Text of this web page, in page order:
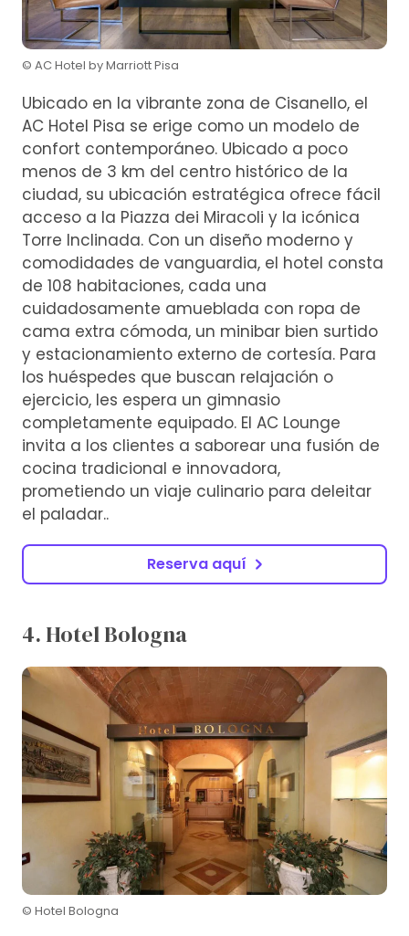
© AC Hotel by Marriott Pisa
Ubicado en la vibrante zona de Cisanello, el
AC Hotel Pisa se erige como un modelo de
confort contemporáneo. Ubicado a poco
menos de 3 km del centro histórico de la
ciudad, su ubicación estratégica ofrece fácil
acceso a la Piazza dei Miracoli y la icónica
Torre Inclinada. Con un diseño moderno y
comodidades de vanguardia, el hotel consta
de 108 habitaciones, cada una
cuidadosamente amueblada con ropa de
cama extra cómoda, un minibar bien surtido
y estacionamiento externo de cortesía. Para
los huéspedes que buscan relajación o
ejercicio, les espera un gimnasio
completamente equipado. El AC Lounge
invita a los clientes a saborear una fusión de
cocina tradicional e innovadora,
prometiendo un viaje culinario para deleitar
el paladar..
Reserva aquí
4. Hotel Bologna
© Hotel Bologna